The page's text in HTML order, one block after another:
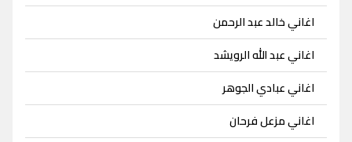
اغاني خالد عبد الرحمن
اغاني عبد الله الرويشد
اغاني عبادي الجوهر
اغاني مزعل فرحان